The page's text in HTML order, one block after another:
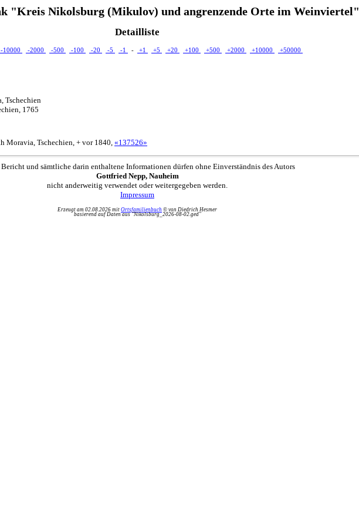
"Kreis Nikolsburg (Mikulov) und angrenzende Orte im Weinviertel"
Detailliste
-10000 -2000 -500 -100 -20 -5 -1 - +1 +5 +20 +100 +500 +2000 +10000 +50000
Tschechien
1765
Moravia, Tschechien, + vor 1840, «137526»
Bericht und sämtliche darin enthaltene Informationen dürfen ohne Einverständnis des Autors
Gottfried Nepp, Nauheim
nicht anderweitig verwendet oder weitergegeben werden.
Impressum
Erzeugt am 02.08.2026 mit Ortsfamilienbuch © von Diedrich Hesmer
basierend auf Daten aus "Nikolsburg_2026-08-02.ged"